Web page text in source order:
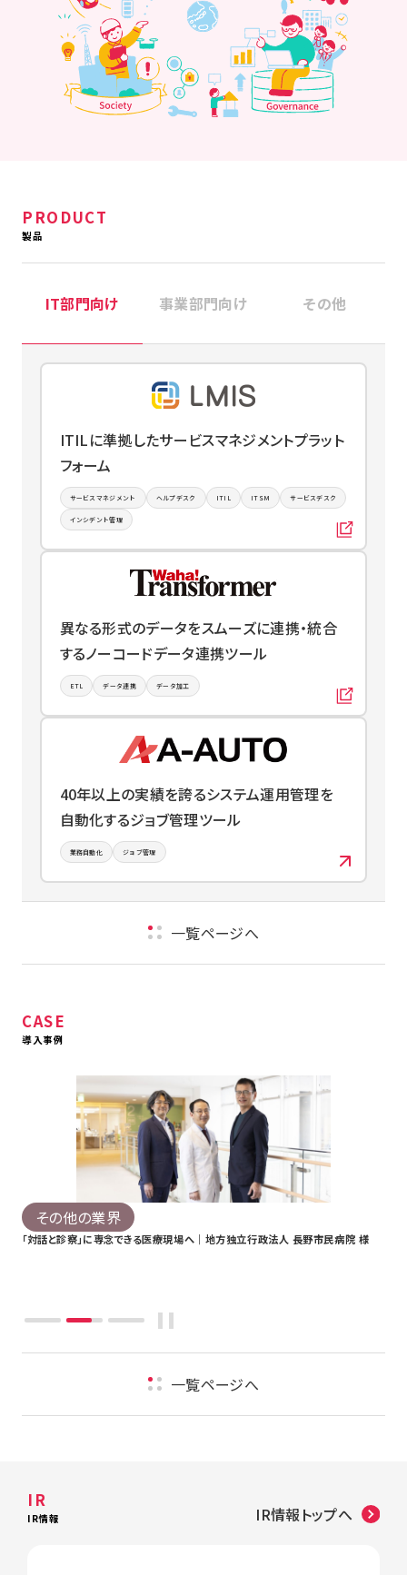
PRODUCT
製品
IT部門向け 事業部門向け その他
ITILに準拠したサービスマネジメントプラット
フォーム
サービスマネジメント ヘルプデスク ITIL ITSM サービスデスク
インシデント管理
異なる形式のデータをスムーズに連携・統合
するノーコードデータ連携ツール
ETL データ連携 データ加工
40年以上の実績を誇るシステム運用管理を
自動化するジョブ管理ツール
業務自動化 ジョブ管理
一覧ページへ
CASE
導入事例
その他の業界
「対話と診察」に専念できる医療現場へ｜地方独立行政法人 長野市民病院 様
一覧ページへ
IR
IR情報 IR情報トップへ